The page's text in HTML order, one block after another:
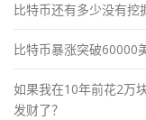
比特币还有多少没有挖
比特币暴涨突破60000
如果我在10年前花2万
发财了？